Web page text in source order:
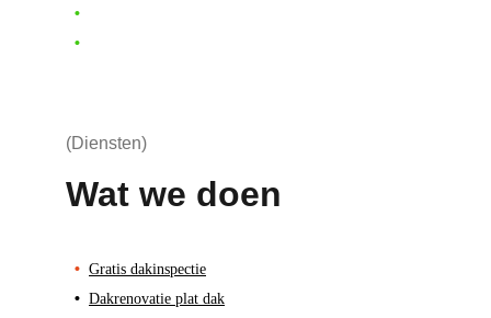
•
•
(Diensten)
Wat we doen
• Gratis dakinspectie
• Dakrenovatie plat dak